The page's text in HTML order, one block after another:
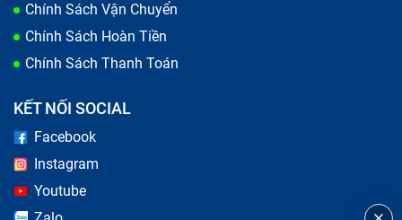
Chính Sách Vận Chuyển
Chính Sách Hoàn Tiền
Chính Sách Thanh Toán
KẾT NỐI SOCIAL
Facebook
Instagram
Youtube